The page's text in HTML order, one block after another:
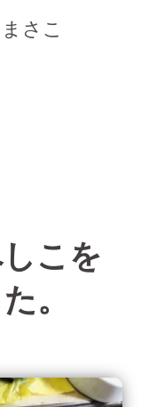
さこ
こを
。